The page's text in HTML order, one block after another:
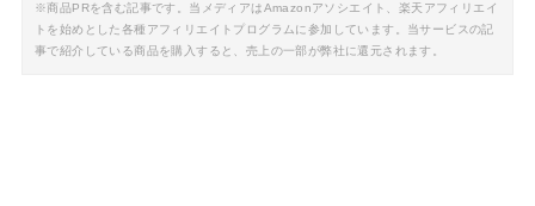
※商品PRを含む記事です。当メディアはAmazonアソシエイト、楽天アフィリエイ
トを始めとした各種アフィリエイトプログラムに参加しています。当サービスの記
事で紹介している商品を購入すると、売上の一部が弊社に還元されます。